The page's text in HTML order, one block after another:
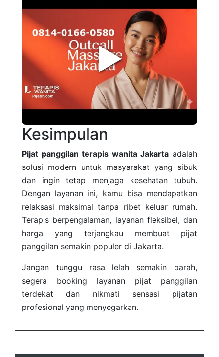
►
Kesimpulan
Pijat panggilan terapis wanita Jakarta adalah
solusi modern untuk masyarakat yang sibuk
dan ingin tetap menjaga kesehatan tubuh.
Dengan layanan ini, kamu bisa mendapatkan
relaksasi maksimal tanpa ribet keluar rumah.
Terapis berpengalaman, layanan fleksibel, dan
harga yang terjangkau membuat pijat
panggilan semakin populer di Jakarta.
Jangan tunggu rasa lelah semakin parah,
segera booking layanan pijat panggilan
terdekat dan nikmati sensasi pijatan
profesional yang menyegarkan.